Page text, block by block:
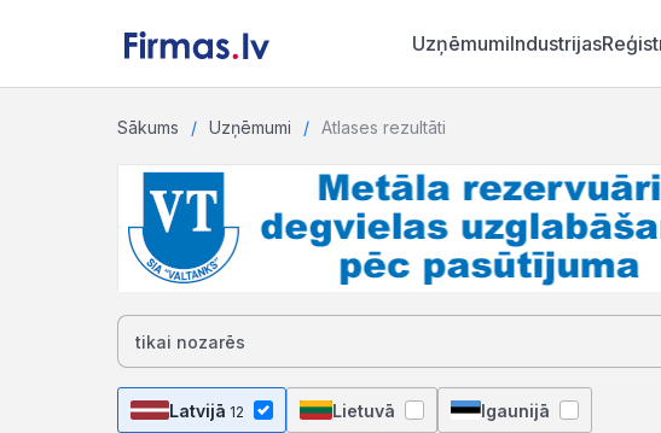
UzņēmumiIndustrijas
Sākums Uzņēmumi Atlases rezultāti
Latvijā 12 Lietuvā Igaunijā